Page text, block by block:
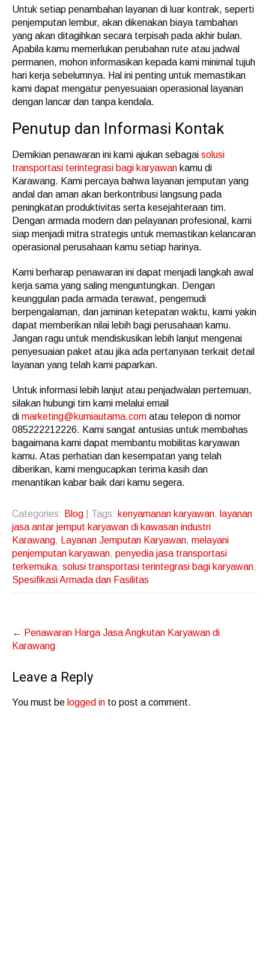
Untuk setiap penambahan layanan di luar kontrak, seperti
penjemputan lembur, akan dikenakan biaya tambahan
yang akan ditagihkan secara terpisah pada akhir bulan.
Apabila kamu memerlukan perubahan rute atau jadwal
permanen, mohon informasikan kepada kami minimal tujuh
hari kerja sebelumnya. Hal ini penting untuk memastikan
kami dapat mengatur penyesuaian operasional layanan
dengan lancar dan tanpa kendala.
Penutup dan Informasi Kontak
Demikian penawaran ini kami ajukan sebagai solusi
transportasi terintegrasi bagi karyawan kamu di
Karawang. Kami percaya bahwa layanan jemputan yang
andal dan aman akan berkontribusi langsung pada
peningkatan produktivitas serta kesejahteraan tim.
Dengan armada modern dan pelayanan profesional, kami
siap menjadi mitra strategis untuk memastikan kelancaran
operasional perusahaan kamu setiap harinya.
Kami berharap penawaran ini dapat menjadi langkah awal
kerja sama yang saling menguntungkan. Dengan
keunggulan pada armada terawat, pengemudi
berpengalaman, dan jaminan ketepatan waktu, kami yakin
dapat memberikan nilai lebih bagi perusahaan kamu.
Jangan ragu untuk mendiskusikan lebih lanjut mengenai
penyesuaian paket atau jika ada pertanyaan terkait detail
layanan yang telah kami paparkan.
Untuk informasi lebih lanjut atau penjadwalan pertemuan,
silakan hubungi tim kami melalui email
di marketing@kurniautama.com atau telepon di nomor
085222212226. Kami sangat antusias untuk membahas
bagaimana kami dapat membantu mobilitas karyawan
kamu. Atas perhatian dan kesempatan yang telah
diberikan, kami mengucapkan terima kasih dan
menantikan kabar baik dari kamu segera.
Categories: Blog | Tags: kenyamanan karyawan, layanan
jasa antar jemput karyawan di kawasan industri
Karawang, Layanan Jemputan Karyawan, melayani
penjemputan karyawan, penyedia jasa transportasi
terkemuka, solusi transportasi terintegrasi bagi karyawan,
Spesifikasi Armada dan Fasilitas
Post
navigation
← Penawaran Harga Jasa Angkutan Karyawan di
Karawang
Leave a Reply
You must be logged in to post a comment.